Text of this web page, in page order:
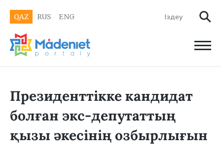
QAZ RUS ENG
Президенттікке кандидат
болған экс-депутаттың
қызы әкесінің озбырлығын